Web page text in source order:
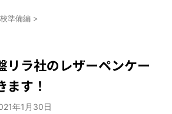
準備編 >
リラ社のレザーペンケー
ます！
年1月30日